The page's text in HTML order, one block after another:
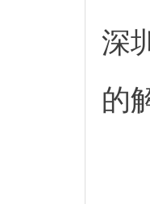
深
的